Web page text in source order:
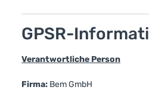
GPSR-
Verantwortliche Person
Firma: Bem GmbH